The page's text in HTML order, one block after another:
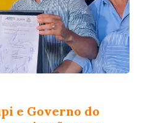
e Governo do